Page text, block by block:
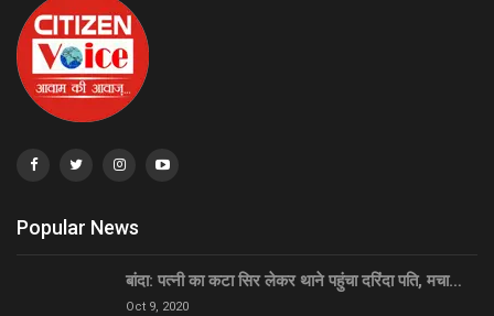
Popular News
बांदा: पत्नी का कटा सिर लेकर थाने पहुंचा दरिंदा पति, मचा…
Oct 9, 2020